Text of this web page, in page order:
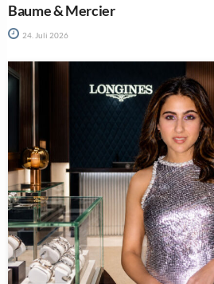
Baume & Mercier
24. Juli 2026